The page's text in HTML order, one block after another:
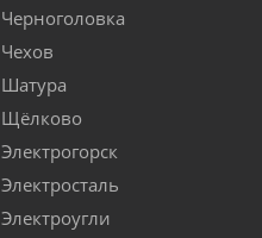
Черноголовка
Чехов
Шатура
Щёлково
Электрогорск
Электросталь
Электроугли